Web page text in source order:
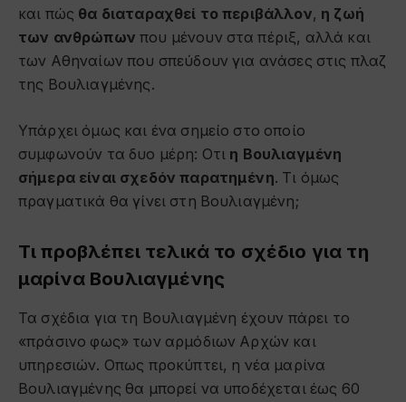
και πώς θα διαταραχθεί το περιβάλλον, η ζωή
των ανθρώπων που μένουν στα πέριξ, αλλά και
των Αθηναίων που σπεύδουν για ανάσες στις πλαζ
της Βουλιαγμένης.
Υπάρχει όμως και ένα σημείο στο οποίο
συμφωνούν τα δυο μέρη: Οτι η Βουλιαγμένη
σήμερα είναι σχεδόν παρατημένη. Τι όμως
πραγματικά θα γίνει στη Βουλιαγμένη;
Τι προβλέπει τελικά το σχέδιο για τη
μαρίνα Βουλιαγμένης
Τα σχέδια για τη Βουλιαγμένη έχουν πάρει το
«πράσινο φως» των αρμόδιων Αρχών και
υπηρεσιών. Οπως προκύπτει, η νέα μαρίνα
Βουλιαγμένης θα μπορεί να υποδέχεται έως 60